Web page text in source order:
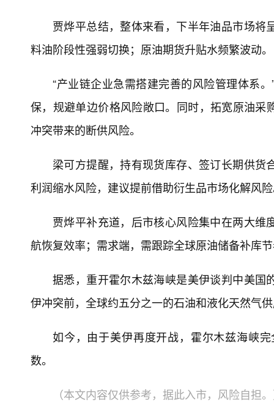
贾烨平总结，整体来看，下半年油品市场
料油阶段性强弱切换；原油期货升贴水频繁波动。
“产业链企业急需搭建完善的风险管理体系
保，规避单边价格风险敞口。同时，拓宽原油
冲突带来的断供风险。
梁可方提醒，持有现货库存、签订长期供
利润缩水风险，建议提前借助衍生品市场化解风
贾烨平补充道，后市核心风险集中在两大
航恢复效率；需求端，需跟踪全球原油储备补库
据悉，重开霍尔木兹海峡是美伊谈判中美
伊冲突前，全球约五分之一的石油和液化天然气
如今，由于美伊再度开战，霍尔木兹海峡
数。
（本文内容仅供参考，据此入市，风险自担